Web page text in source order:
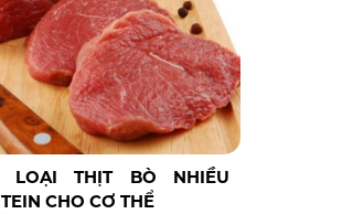
LOẠI THỊT BÒ NHIỀU
CHO CƠ THỂ